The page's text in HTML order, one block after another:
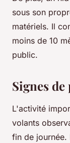
sous son
matériels. Il
moins de 10
public.
Signes
L'activité
volants
fin de journée.